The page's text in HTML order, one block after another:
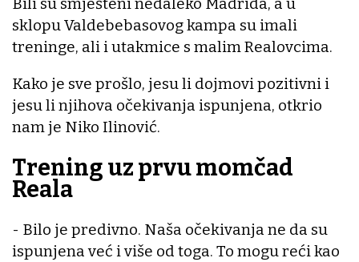
sklopu Valdebebasovog kampa su imali
treninge, ali i utakmice s malim Realovcima.
Kako je sve prošlo, jesu li dojmovi pozitivni i
jesu li njihova očekivanja ispunjena, otkrio
nam je Niko Ilinović.
Trening uz prvu momčad
Reala
- Bilo je predivno. Naša očekivanja ne da su
ispunjena već i više od toga. To mogu reći kao